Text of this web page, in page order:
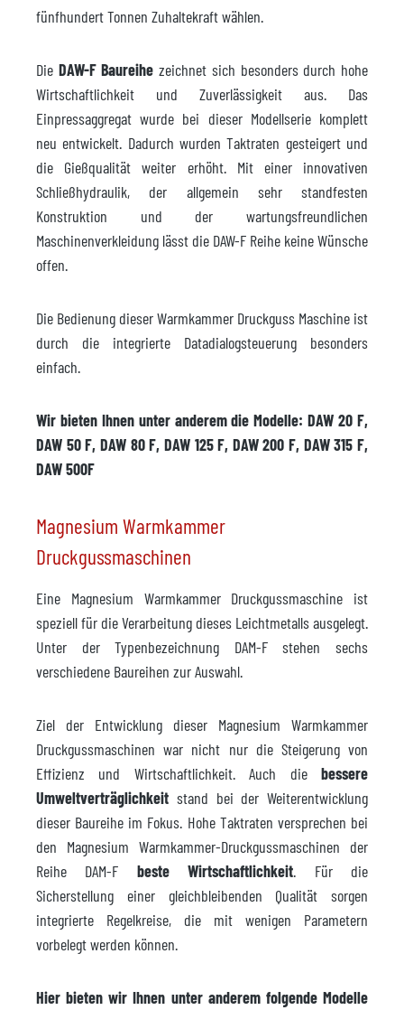
fünfhundert Tonnen Zuhaltekraft wählen.
Die DAW-F Baureihe zeichnet sich besonders durch hohe
Wirtschaftlichkeit und Zuverlässigkeit aus. Das
Einpressaggregat wurde bei dieser Modellserie komplett
neu entwickelt. Dadurch wurden Taktraten gesteigert und
die Gießqualität weiter erhöht. Mit einer innovativen
Schließhydraulik, der allgemein sehr standfesten
Konstruktion und der wartungsfreundlichen
Maschinenverkleidung lässt die DAW-F Reihe keine Wünsche
offen.
Die Bedienung dieser Warmkammer Druckguss Maschine ist
durch die integrierte Datadialogsteuerung besonders
einfach.
Wir bieten Ihnen unter anderem die Modelle: DAW 20 F,
DAW 50 F, DAW 80 F, DAW 125 F, DAW 200 F, DAW 315 F,
DAW 500F
Magnesium Warmkammer
Druckgussmaschinen
Eine Magnesium Warmkammer Druckgussmaschine ist
speziell für die Verarbeitung dieses Leichtmetalls ausgelegt.
Unter der Typenbezeichnung DAM-F stehen sechs
verschiedene Baureihen zur Auswahl.
Ziel der Entwicklung dieser Magnesium Warmkammer
Druckgussmaschinen war nicht nur die Steigerung von
Effizienz und Wirtschaftlichkeit. Auch die bessere
Umweltverträglichkeit stand bei der Weiterentwicklung
dieser Baureihe im Fokus. Hohe Taktraten versprechen bei
den Magnesium Warmkammer-Druckgussmaschinen der
Reihe DAM-F beste Wirtschaftlichkeit. Für die
Sicherstellung einer gleichbleibenden Qualität sorgen
integrierte Regelkreise, die mit wenigen Parametern
vorbelegt werden können.
Hier bieten wir Ihnen unter anderem folgende Modelle